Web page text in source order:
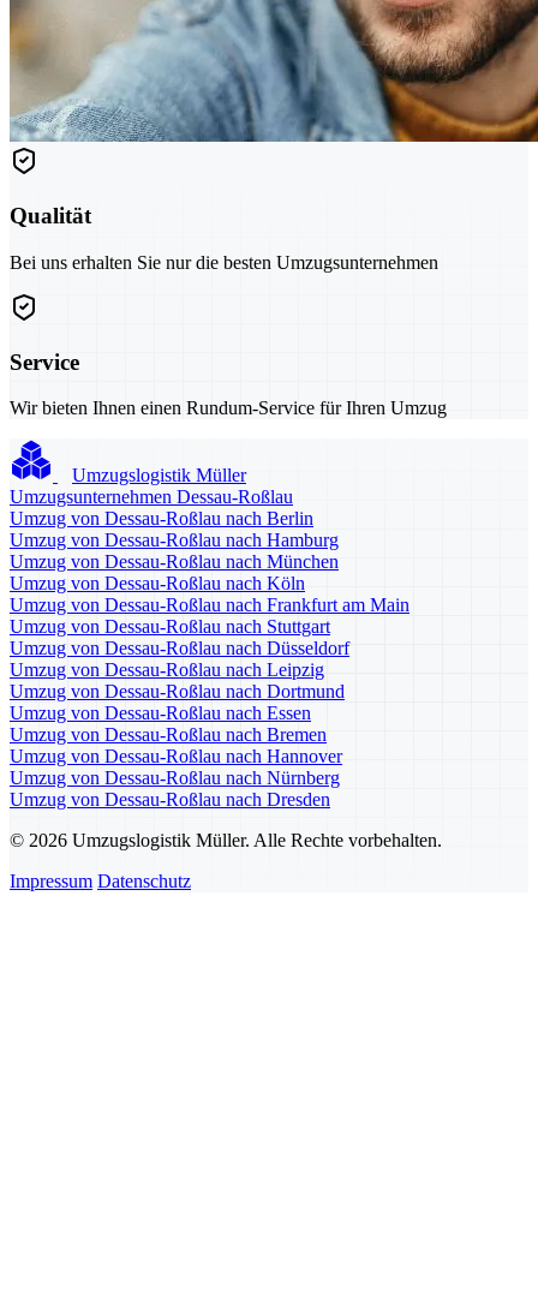
Qualität
Bei uns erhalten Sie nur die besten Umzugsunternehmen
Service
Wir bieten Ihnen einen Rundum-Service für Ihren Umzug
Umzugslogistik Müller
Umzugsunternehmen Dessau-Roßlau
Umzug von Dessau-Roßlau nach Berlin
Umzug von Dessau-Roßlau nach Hamburg
Umzug von Dessau-Roßlau nach München
Umzug von Dessau-Roßlau nach Köln
Umzug von Dessau-Roßlau nach Frankfurt am Main
Umzug von Dessau-Roßlau nach Stuttgart
Umzug von Dessau-Roßlau nach Düsseldorf
Umzug von Dessau-Roßlau nach Leipzig
Umzug von Dessau-Roßlau nach Dortmund
Umzug von Dessau-Roßlau nach Essen
Umzug von Dessau-Roßlau nach Bremen
Umzug von Dessau-Roßlau nach Hannover
Umzug von Dessau-Roßlau nach Nürnberg
Umzug von Dessau-Roßlau nach Dresden
© 2026 Umzugslogistik Müller. Alle Rechte vorbehalten.
Impressum Datenschutz